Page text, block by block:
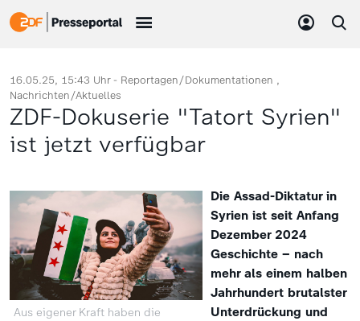
16.05.25, 15:43 Uhr - Reportagen/Dokumentationen
Nachrichten/Aktuelles
ZDF-Dokuserie "Tatort Syrien"
ist jetzt verfügbar
Aus eigener Kraft haben die
Die Assad-Diktatur in
Syrien ist seit Anfang
Dezember 2024
Geschichte – nach
mehr als einem halben
Jahrhundert brutalster
Unterdrückung und